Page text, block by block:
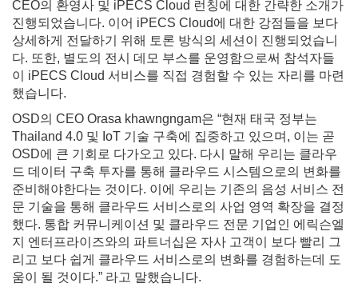
CEO의 환영사 및 iPECS Cloud 런칭에 대한 간략한 소개가
진행되었습니다. 이어 iPECS Cloud에 대한 강점들을 보다
상세하게 전달하기 위해 토론 방식의 세션이 진행되었습니
다. 또한, 별도의 전시 데모 부스를 운영함으로써 참석자들
이 iPECS Cloud 서비스를 직접 경험할 수 있는 자리를 마련
했습니다.
OSD의 CEO Orasa khawngngam은 “현재 태국 정부는
Thailand 4.0 및 IoT 기술 구축에 집중하고 있으며, 이는 곧
OSD에 큰 기회로 다가오고 있다. 다시 말해 우리는 클라우
드 데이터 구축 투자를 통해 클라우드 시스템으로의 변화를
준비해야한다는 것이다. 이에 우리는 기존의 음성 서비스 전
문 기술을 통해 클라우드 서비스로의 사업 영역 확장을 결정
했다. 통합 커뮤니케이션 및 클라우드 전문 기업인 에릭슨엘
지 엔터프라이즈와의 파트너십은 자사 고객이 보다 빨리 그
리고 보다 쉽게 클라우드 서비스로의 변화를 경험하는데 도
움이 될 것이다.” 라고 말했습니다.